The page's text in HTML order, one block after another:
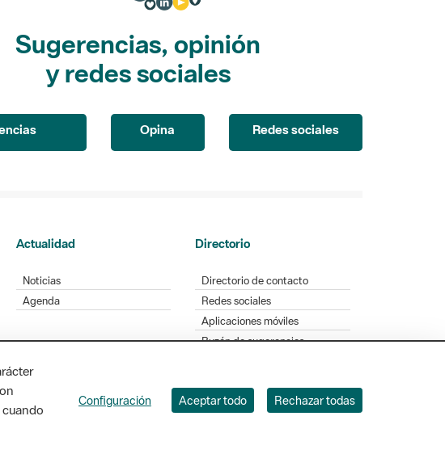
Sugerencias, opinión
y redes sociales
Opina Redes sociales
Actualidad
Noticias
Agenda
Directorio
Directorio de contacto
Redes sociales
Aplicaciones móviles
Buzón de sugerencias
1a planta. Badajoz, 49. 08005 Barcelona. Tel. 934 022 428
Configuración Aceptar todo Rechazar todas